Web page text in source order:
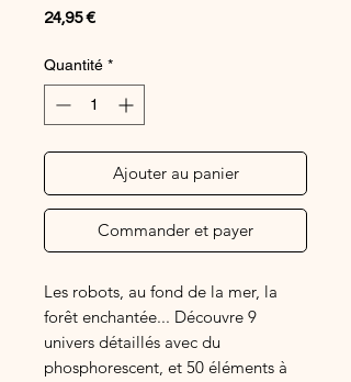
24,95 €Prix
Quantité *
Ajouter au panier
Commander et payer
Les robots, au fond de la mer, la
forêt enchantée... Découvre 9
univers détaillés avec du
phosphorescent, et 50 éléments à